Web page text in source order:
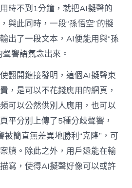
時不到1分鐘，就把AI擬聲的
與此同時，一段“孫悟空”的擬
出了一段文本，AI便能用與“孫
響語氣念出來。
翻開鏈接發明，這個AI擬聲東
，是可以不花錢應用的網頁，
可以公然供別人應用，也可以
平分別上傳了5種分歧聲響，
簡直無差異地勝利“克隆”，可
牘。除此之外，用戶還能在輸
寫，使得AI擬聲好像可以或許